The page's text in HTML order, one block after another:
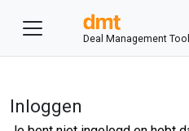
Deal Management Tool
Inloggen